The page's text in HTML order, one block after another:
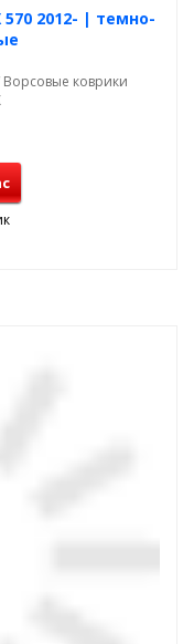
2012- | темно-
коврики